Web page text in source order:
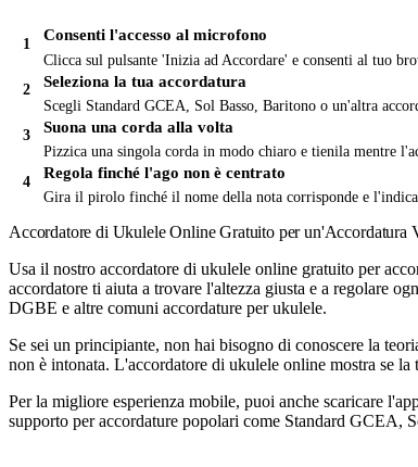
Consenti l'accesso al microfono
Clicca sul pulsante 'Inizia ad Accordare' e consenti al tuo
Seleziona la tua accordatura
Scegli Standard GCEA, Sol Basso, Baritono o un'altra
Suona una corda alla volta
Pizzica una singola corda in modo chiaro e tienila mentre
Regola finché l'ago non è centrato
Gira il pirolo finché il nome della nota corrisponde e
Accordatore di Ukulele Online Gratuito per un'Accordatura
Usa il nostro accordatore di ukulele online gratuito per
accordatore ti aiuta a trovare l'altezza giusta e a regolare
DGBE e altre comuni accordature per ukulele.
Se sei un principiante, non hai bisogno di conoscere la
non è intonata. L'accordatore di ukulele online mostra se
Per la migliore esperienza mobile, puoi anche scaricare
supporto per accordature popolari come Standard GCEA,